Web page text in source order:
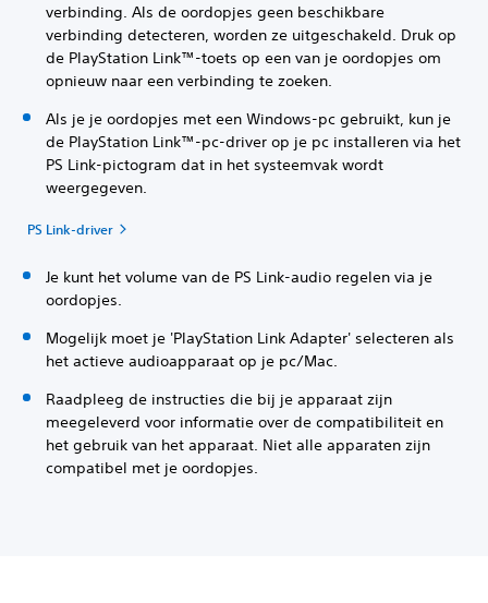
verbinding. Als de oordopjes geen beschikbare
verbinding detecteren, worden ze uitgeschakeld. Druk op
de PlayStation Link™-toets op een van je oordopjes om
opnieuw naar een verbinding te zoeken.
Als je je oordopjes met een Windows-pc gebruikt, kun je
de PlayStation Link™-pc-driver op je pc installeren via het
PS Link-pictogram dat in het systeemvak wordt
weergegeven.
PS Link-driver
Je kunt het volume van de PS Link-audio regelen via je
oordopjes.
Mogelijk moet je 'PlayStation Link Adapter' selecteren als
het actieve audioapparaat op je pc/Mac.
Raadpleeg de instructies die bij je apparaat zijn
meegeleverd voor informatie over de compatibiliteit en
het gebruik van het apparaat. Niet alle apparaten zijn
compatibel met je oordopjes.